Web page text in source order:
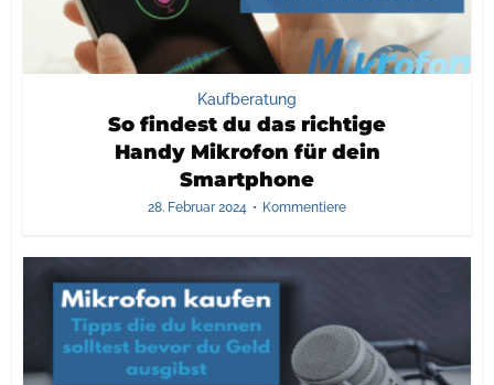
Kaufberatung
So findest du das richtige
Handy Mikrofon für dein
Smartphone
28. Februar 2024 Kommentiere